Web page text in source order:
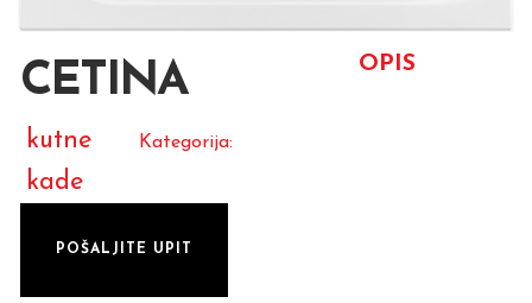
CETINA
Kategorija:
kutne
kade
POŠALJITE UPIT
OPIS